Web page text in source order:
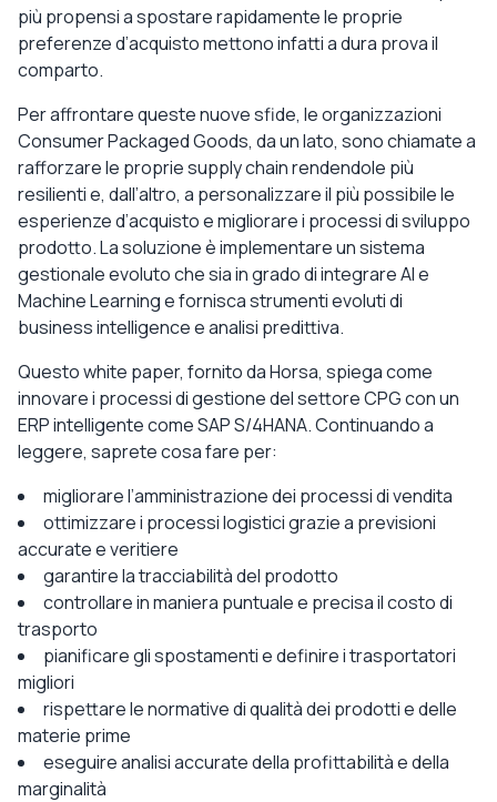
più propensi a spostare rapidamente le proprie
preferenze d’acquisto mettono infatti a dura prova il
comparto.
Per affrontare queste nuove sfide, le organizzazioni
Consumer Packaged Goods, da un lato, sono chiamate a
rafforzare le proprie supply chain rendendole più
resilienti e, dall’altro, a personalizzare il più possibile le
esperienze d’acquisto e migliorare i processi di sviluppo
prodotto. La soluzione è implementare un sistema
gestionale evoluto che sia in grado di integrare AI e
Machine Learning e fornisca strumenti evoluti di
business intelligence e analisi predittiva.
Questo white paper, fornito da Horsa, spiega come
innovare i processi di gestione del settore CPG con un
ERP intelligente come SAP S/4HANA. Continuando a
leggere, saprete cosa fare per:
migliorare l’amministrazione dei processi di vendita
ottimizzare i processi logistici grazie a previsioni
accurate e veritiere
garantire la tracciabilità del prodotto
controllare in maniera puntuale e precisa il costo di
trasporto
pianificare gli spostamenti e definire i trasportatori
migliori
rispettare le normative di qualità dei prodotti e delle
materie prime
eseguire analisi accurate della profittabilità e della
marginalità